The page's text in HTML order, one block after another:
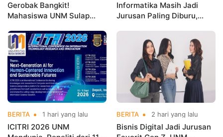
Gerobak Bangkit!
Mahasiswa UNM Sulap
Menarik dan Laris
Informatika Masih Jadi
Jurusan Paling Diburu,
hingga Cyber Security
BERITA 1 hari yang lalu
ICITRI 2026 UNM
BERITA 2 hari yang lalu
Bisnis Digital Jadi Jurusan